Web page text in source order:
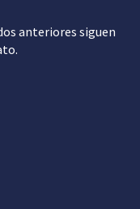
anteriores siguen